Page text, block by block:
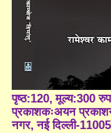
पृष्ठ:120, मूल्य:300
प्रकाशकःअयन
नगर, नई दिल्ली-